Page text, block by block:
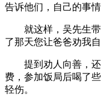
告诉他们，自己的事
就这样，吴先生带
了那天您让爸爸劝我
提到劝人向善，还
费，参加饭局后喝了
轻伤。